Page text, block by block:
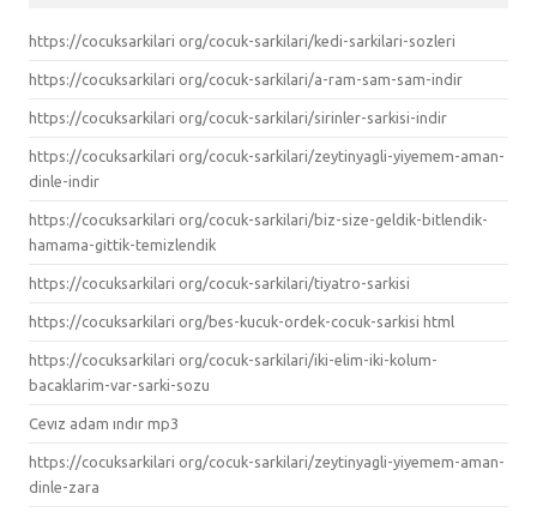
https://cocuksarkilari org/cocuk-sarkilari/kedi-sarkilari-sozleri
https://cocuksarkilari org/cocuk-sarkilari/a-ram-sam-sam-indir
https://cocuksarkilari org/cocuk-sarkilari/sirinler-sarkisi-indir
https://cocuksarkilari org/cocuk-sarkilari/zeytinyagli-yiyemem-aman-
dinle-indir
https://cocuksarkilari org/cocuk-sarkilari/biz-size-geldik-bitlendik-
hamama-gittik-temizlendik
https://cocuksarkilari org/cocuk-sarkilari/tiyatro-sarkisi
https://cocuksarkilari org/bes-kucuk-ordek-cocuk-sarkisi html
https://cocuksarkilari org/cocuk-sarkilari/iki-elim-iki-kolum-
bacaklarim-var-sarki-sozu
Cevız adam ındır mp3
https://cocuksarkilari org/cocuk-sarkilari/zeytinyagli-yiyemem-aman-
dinle-zara